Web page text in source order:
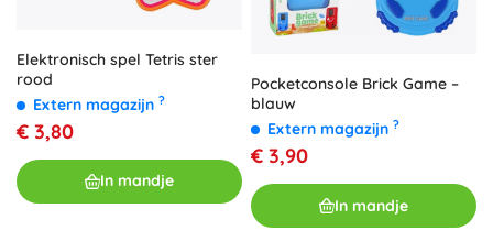
Elektronisch spel Tetris ster
rood
Extern magazijn ?
€ 3,80
In mandje
Pocketconsole Brick Game –
blauw
Extern magazijn ?
€ 3,90
In mandje